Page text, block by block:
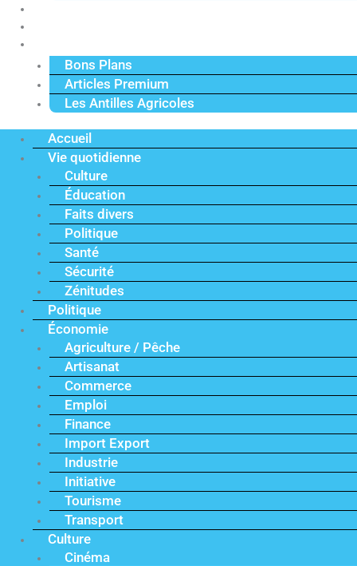
Bons Plans
Articles Premium
Les Antilles Agricoles
Accueil
Vie quotidienne
Culture
Éducation
Faits divers
Politique
Santé
Sécurité
Zénitudes
Politique
Économie
Agriculture / Pêche
Artisanat
Commerce
Emploi
Finance
Import Export
Industrie
Initiative
Tourisme
Transport
Culture
Cinéma